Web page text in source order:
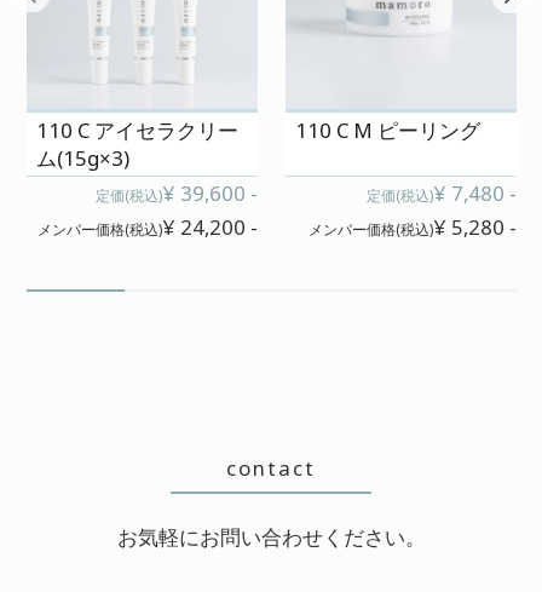
110 C アイセラクリー
ム(15g×3)
定価(税込)¥ 39,600 -
メンバー価格(税込)¥ 24,200 -
110 C M ピーリング
定価(税込)¥ 7,480 -
メンバー価格(税込)¥ 5,280 -
contact
お気軽にお問い合わせください。